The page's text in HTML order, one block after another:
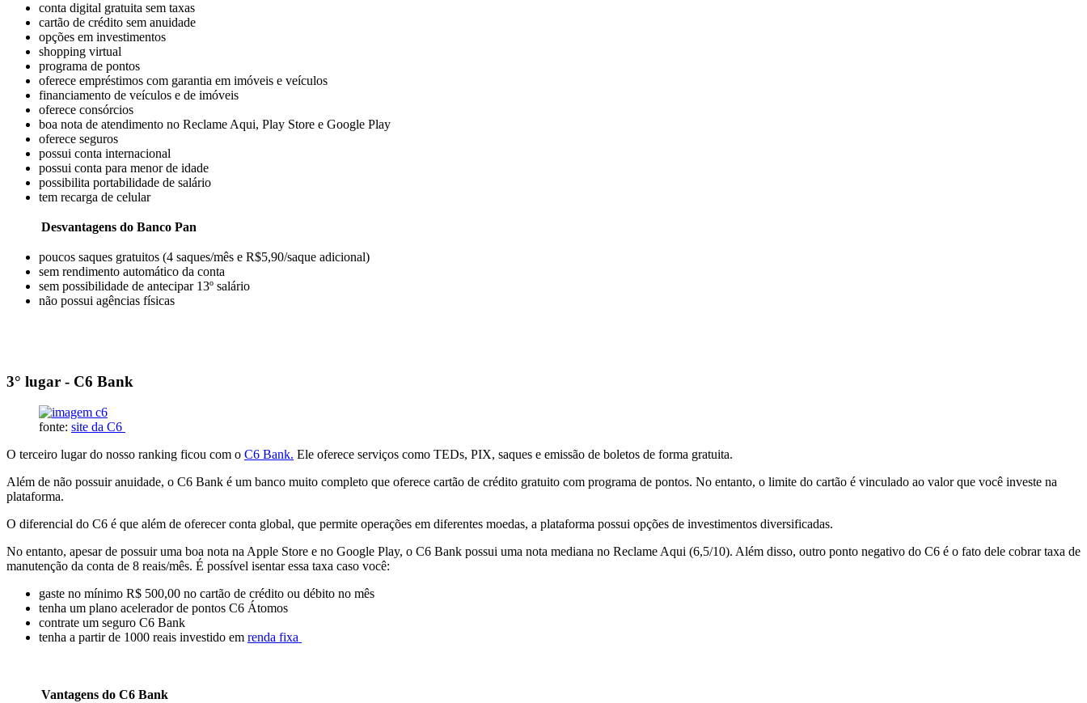
conta digital gratuita sem taxas
cartão de crédito sem anuidade
opções em investimentos
shopping virtual
programa de pontos
oferece empréstimos com garantia em imóveis e veículos
financiamento de veículos e de imóveis
oferece consórcios
boa nota de atendimento no Reclame Aqui, Play Store e Google Play
oferece seguros
possui conta internacional
possui conta para menor de idade
possibilita portabilidade de salário
tem recarga de celular
Desvantagens do Banco Pan
poucos saques gratuitos (4 saques/mês e R$5,90/saque adicional)
sem rendimento automático da conta
sem possibilidade de antecipar 13º salário
não possui agências físicas
3° lugar - C6 Bank
fonte: site da C6
O terceiro lugar do nosso ranking ficou com o C6 Bank. Ele oferece serviços como TEDs, PIX, saques e emissão de boletos de forma gratuita.
Além de não possuir anuidade, o C6 Bank é um banco muito completo que oferece cartão de crédito gratuito com programa de pontos. No entanto, o limite do cartão é vinculado ao valor que você investe na
plataforma.
O diferencial do C6 é que além de oferecer conta global, que permite operações em diferentes moedas, a plataforma possui opções de investimentos diversificadas.
No entanto, apesar de possuir uma boa nota na Apple Store e no Google Play, o C6 Bank possui uma nota mediana no Reclame Aqui (6,5/10). Além disso, outro ponto negativo do C6 é o fato dele cobrar taxa de
manutenção da conta de 8 reais/mês. É possível isentar essa taxa caso você:
gaste no mínimo R$ 500,00 no cartão de crédito ou débito no mês
tenha um plano acelerador de pontos C6 Átomos
contrate um seguro C6 Bank
tenha a partir de 1000 reais investido em renda fixa
Vantagens do C6 Bank